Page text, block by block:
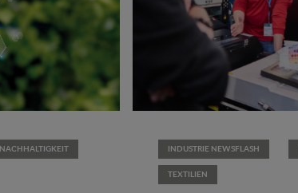
NACHHALTIGKEIT INDUSTRIE NEWSFLASH
TEXTILIEN